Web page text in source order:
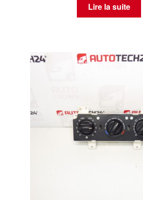
Lire la suite